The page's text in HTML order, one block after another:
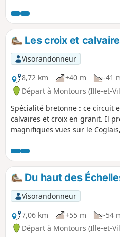
Estuaires. Le circuit comprend
pouvant être ignorée,
Les croix et
Visorandonneur
8,72 km
+40 m -41
Départ à Montours (Ille-et-
Spécialité bretonne : ce circuit
calvaires et croix en granit. Il
magnifiques vues sur le
la Baie du Mont-Saint-Michel et
de l'arrière-pays fougerais.
Du haut des
Visorandonneur
7,06 km
+55 m -54
Départ à Montours (Ille-et-